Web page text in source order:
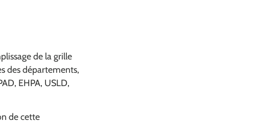
de la grille
des départements,
EHPA, USLD,
de cette